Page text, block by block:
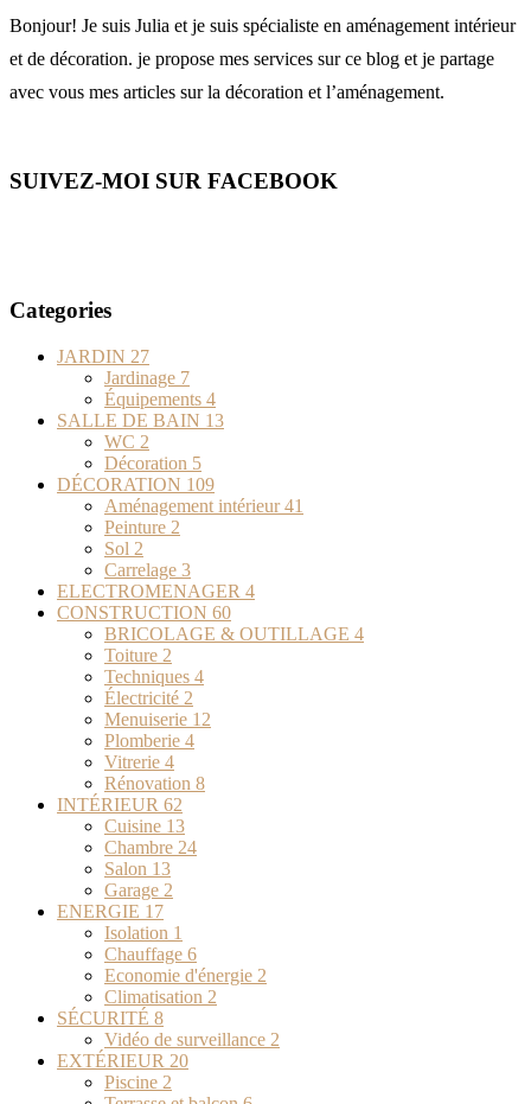
Bonjour! Je suis Julia et je suis spécialiste en aménagement intérieur
et de décoration. je propose mes services sur ce blog et je partage
avec vous mes articles sur la décoration et l’aménagement.
SUIVEZ-MOI SUR FACEBOOK
Categories
JARDIN 27
Jardinage 7
Équipements 4
SALLE DE BAIN 13
WC 2
Décoration 5
DÉCORATION 109
Aménagement intérieur41
Peinture 2
Sol 2
Carrelage 3
ELECTROMENAGER 4
CONSTRUCTION 60
BRICOLAGE & OUTILLAGE 4
Toiture 2
Techniques 4
Électricité 2
Menuiserie 12
Plomberie 4
Vitrerie 4
Rénovation 8
INTÉRIEUR 62
Cuisine 13
Chambre 24
Salon 13
Garage 2
ENERGIE 17
Isolation 1
Chauffage 6
Economie d'énergie 2
Climatisation 2
SÉCURITÉ 8
Vidéo de surveillance 2
EXTÉRIEUR 20
Piscine 2